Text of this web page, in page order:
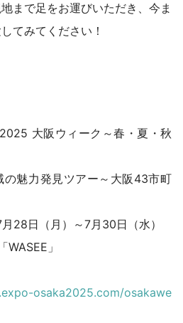
まで足をお運びいただき、今ま
てみてください！
大阪ウィーク～春・夏・秋
の魅力発見ツアー～大阪43市町
28日（月）～7月30日（水）
WASEE」
osaka2025.com/osakawe